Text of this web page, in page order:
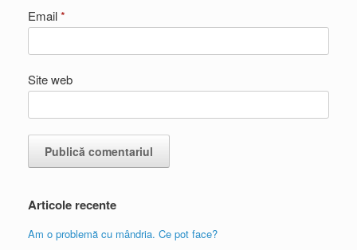
Email*
Site web
Articole recente
Am o problemă cu mândria. Ce pot face?